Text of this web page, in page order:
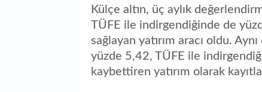
Külçe altın, üç aylık
TÜFE ile indirgendiğinde de
sağlayan yatırım aracı oldu.
yüzde 5,42, TÜFE ile
kaybettiren yatırım olarak